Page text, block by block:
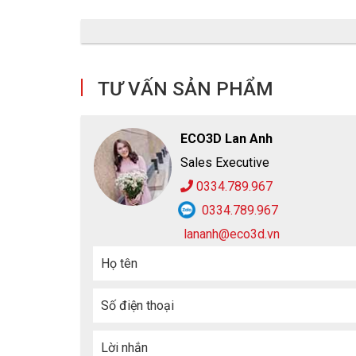
TỔNG QUAN VỀ MŨ BẢO HỘ
Thông tin kỹ thuật
● Thương hiệu: COV - Hàn Quốc
● Chất liệu: Nhựa ABS chịu lực tốt, dây quai mũ làm
● Thiết kế có quai đeo cằm chắc chắn
● Trọng lượng: ~415g
● Khả năng chịu lực khi va đập: 4450N
TƯ VẤN SẢN PHẨM
ECO3D Lan Anh
Sales Executive
0334.789.967
0334.789.967
lananh@eco3d.vn
Họ tên
Số điện thoại
Lời nhắn